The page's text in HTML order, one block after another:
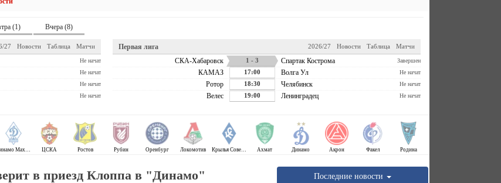
(1) Вчера (8)
Матчи
Таблица
Новости
27
Не начат
Не начат
Не начат
Не начат
Первая лига Матчи
Таблица
Новости
2026/27
СКА-Хабаровск 1 - 3 Спартак Кострома Завершен
КАМАЗ 17:00 Волга Ул Не начат
Ротор 18:30 Челябинск Не начат
Велес 19:00 Ленинградец Не начат
Динамо Махачкала ЦСКА Ростов Рубин Оренбург Локомотив Крылья Советов Ахмат Динамо Акрон Факел Родина
в приезд Клоппа в "Динамо" Последние новости